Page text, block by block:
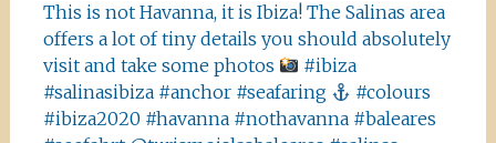
This is not Havanna, it is Ibiza! The Salinas area
offers a lot of tiny details you should absolutely
visit and take some photos
#ibiza
#salinasibiza #anchor #seafaring
#colours
#ibiza2020 #havanna #nothavanna #baleares